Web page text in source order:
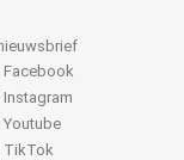
TikTok